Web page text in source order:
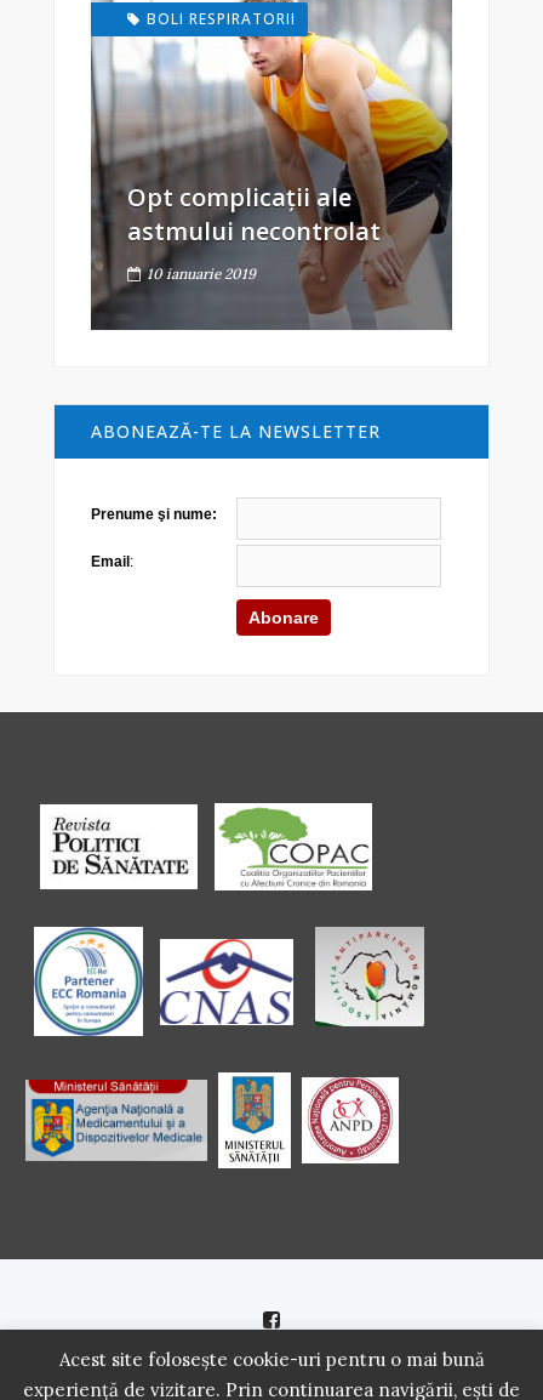
BOLI RESPIRATORII
Opt complicații ale
astmului necontrolat
10 ianuarie 2019
ABONEAZĂ-TE LA NEWSLETTER
Prenume şi nume:
Email :
Politică de cookie |Politică de confidenţialitate
2016 - 2021 Copyright. Scoala Pacientilor - QUINN Media SRL.
Acest site folosește cookie-uri pentru o mai bună
experiență de vizitare. Prin continuarea navigării, ești de